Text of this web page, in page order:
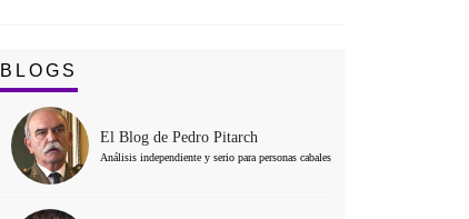
BLOGS
El Blog de Pedro Pitarch
Análisis independiente y serio para personas cabales